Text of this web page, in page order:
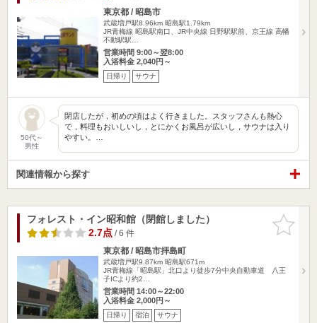
東京都 / 昭島市
武蔵増戸駅8.96km 昭島駅1.79km
JR青梅線 昭島駅南口、JR中央線 日野駅駅前、京王線 高幡
不動駅駅…
営業時間 9:00～翌8:00
入浴料金 2,040円～
日帰り サウナ
50代～
男性
閉店したが，初めの頃はよく行きました。スタッフさんも熱心
で，料理もおいしいし，とにかくお風呂が広いし，サウナは入り
やすい。…
関連情報から探す
お気に入
りに追加
フォレスト・イン昭和館（閉館しました）
2.7点/ 6 件
東京都 / 昭島市拝島町
武蔵増戸駅9.87km 昭島駅671m
JR青梅線「昭島駅」北口より徒歩7分中央自動車道 八王
子ICより約2…
営業時間 14:00～22:00
入浴料金 2,000円～
日帰り 宿泊 サウナ